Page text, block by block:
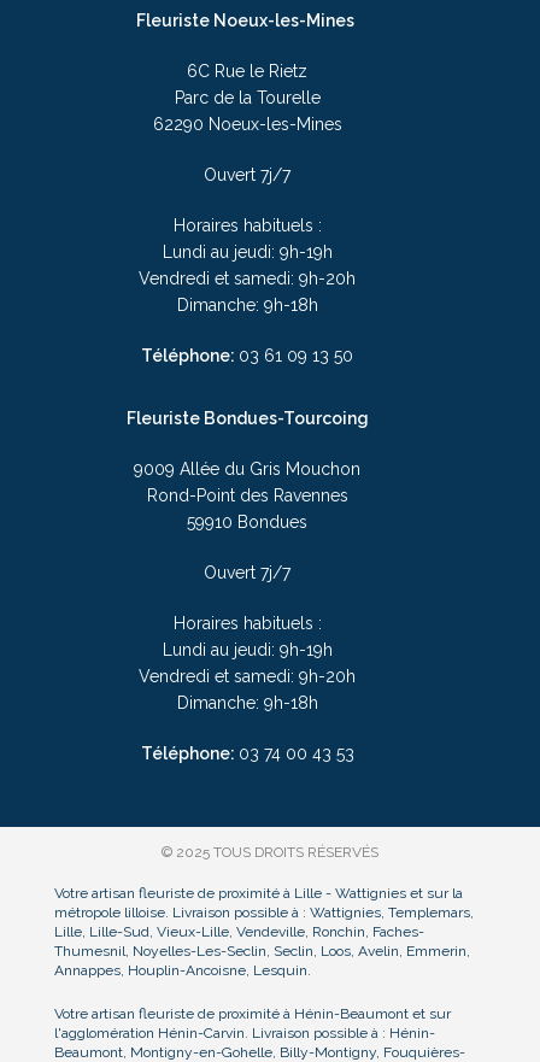
Fleuriste Noeux-les-Mines
6C Rue le Rietz
Parc de la Tourelle
62290 Noeux-les-Mines
Ouvert 7j/7
Horaires habituels :
Lundi au jeudi: 9h-19h
Vendredi et samedi: 9h-20h
Dimanche: 9h-18h
Téléphone: 03 61 09 13 50
Fleuriste Bondues-Tourcoing
9009 Allée du Gris Mouchon
Rond-Point des Ravennes
59910 Bondues
Ouvert 7j/7
Horaires habituels :
Lundi au jeudi: 9h-19h
Vendredi et samedi: 9h-20h
Dimanche: 9h-18h
Téléphone: 03 74 00 43 53
© 2025 TOUS DROITS RÉSERVÉS
Votre artisan fleuriste de proximité à Lille - Wattignies et sur la
métropole lilloise. Livraison possible à : Wattignies, Templemars,
Lille, Lille-Sud, Vieux-Lille, Vendeville, Ronchin, Faches-
Thumesnil, Noyelles-Les-Seclin, Seclin, Loos, Avelin, Emmerin,
Annappes, Houplin-Ancoisne, Lesquin.
Votre artisan fleuriste de proximité à Hénin-Beaumont et sur
l'agglomération Hénin-Carvin. Livraison possible à : Hénin-
Beaumont, Montigny-en-Gohelle, Billy-Montigny, Fouquières-